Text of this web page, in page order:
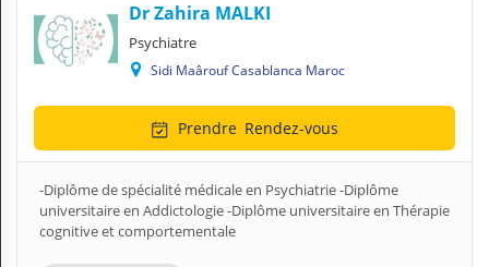
Dr Zahira MALKI
Psychiatre
Sidi Maârouf Casablanca Maroc
Prendre Rendez-vous
-Diplôme de spécialité médicale en Psychiatrie -Diplôme
universitaire en Addictologie -Diplôme universitaire en Thérapie
cognitive et comportementale